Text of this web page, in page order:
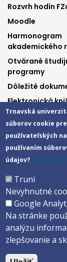
Footer
menu
3
Rozvrh hodín
Moodle
Harmonogram
akademického
Otvárané
programy
Dôležité
Elektronická
Päta
Správca obsahu
Copyright ©2026
univerzita v Trnave
Created byActivIT
Trnavská
súborov cookie
používateľských
používaním
údajov?Viac
Truni
Nevyhnutné
Google
Na stránke
analýzu
zlepšovanie a